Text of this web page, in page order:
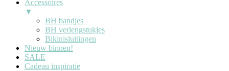
Accessoires
▼
BH bandjes
BH verlengstukjes
Bikinisluitingen
Nieuw binnen!
SALE
Cadeau inspiratie